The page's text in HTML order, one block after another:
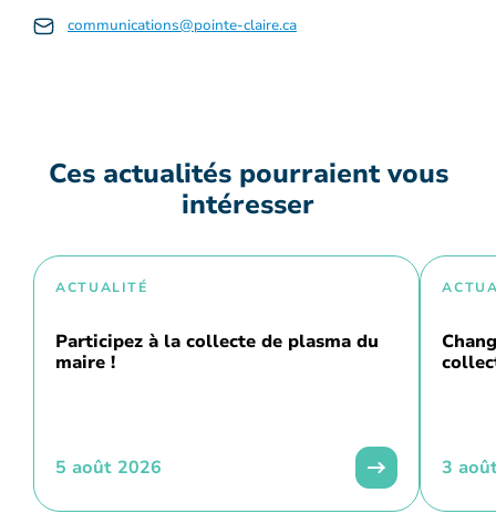
communications@pointe-claire.ca
Ces actualités pourraient vous
intéresser
ACTUALITÉ
Participez à la collecte de plasma du
maire !
5 août 2026 3